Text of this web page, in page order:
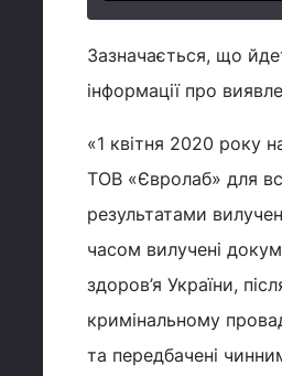
Зазначається, що
інформації про
«1 квітня 2020 року
ТОВ «Євролаб» для
результатами
часом вилучені
здоров’я України,
кримінальному
та передбачені